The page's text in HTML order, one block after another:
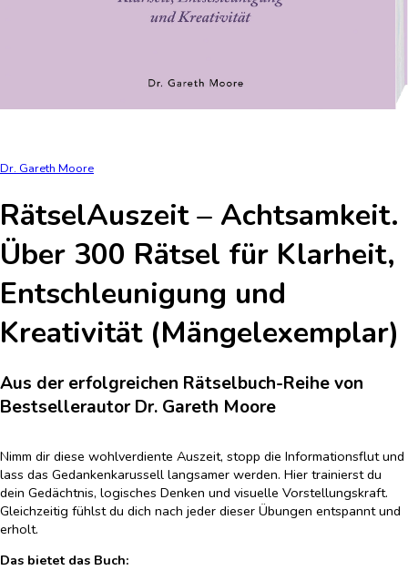
Dr. Gareth Moore
RätselAuszeit – Achtsamkeit.
Über 300 Rätsel für Klarheit,
Entschleunigung und
Kreativität (Mängelexemplar)
Aus der erfolgreichen Rätselbuch-Reihe von
Bestsellerautor Dr. Gareth Moore
Nimm dir diese wohlverdiente Auszeit, stopp die Informationsflut und
lass das Gedankenkarussell langsamer werden. Hier trainierst du
dein Gedächtnis, logisches Denken und visuelle Vorstellungskraft.
Gleichzeitig fühlst du dich nach jeder dieser Übungen entspannt und
erholt.
Das bietet das Buch: